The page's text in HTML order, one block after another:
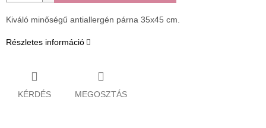
Kiváló minőségű antiallergén párna 35x45 cm.
Részletes információ
KÉRDÉS MEGOSZTÁS